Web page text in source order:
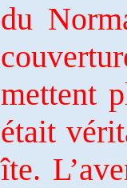
du
mettent
était
îte.